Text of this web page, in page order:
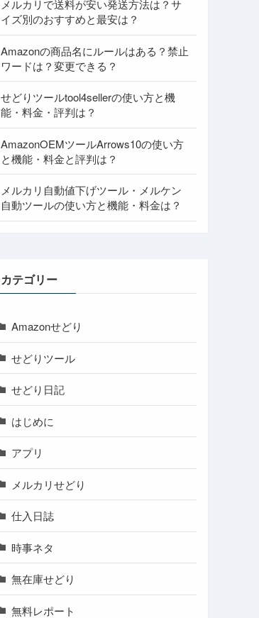
メルカリで送料が安い発送方法は？サ
イズ別のおすすめと最安は？
Amazonの商品名にルールはある？禁止
ワードは？変更できる？
せどりツールtool4sellerの使い方と機
能・料金・評判は？
AmazonOEMツールArrows10の使い方
と機能・料金と評判は？
メルカリ自動値下げツール・メルケン
自動ツールの使い方と機能・料金は？
カテゴリー
Amazonせどり
せどりツール
せどり日記
はじめに
アプリ
メルカリせどり
仕入日誌
時事ネタ
無在庫せどり
無料レポート